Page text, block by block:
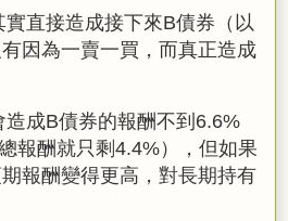
直接造成接下來B債券（以
因為一賣一買，而真正造成
成B債券的報酬不到6.6%
報酬就只剩4.4%），但如果
報酬變得更高，對長期持有